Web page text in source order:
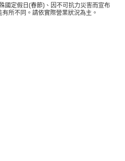
國定假日(春節)、因不可抗力災害而宣布
所不同。請依實際營業狀況為主。